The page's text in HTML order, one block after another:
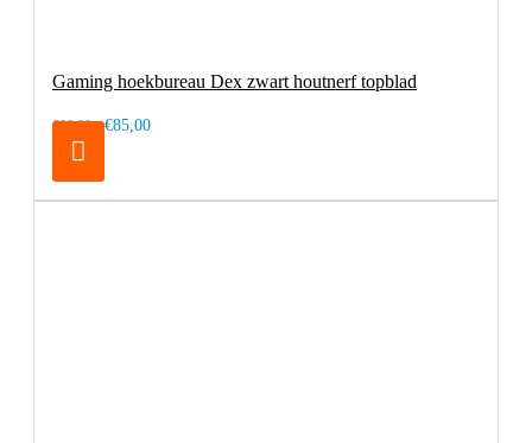
Gaming hoekbureau Dex zwart houtnerf topblad
€99,00 €85,00